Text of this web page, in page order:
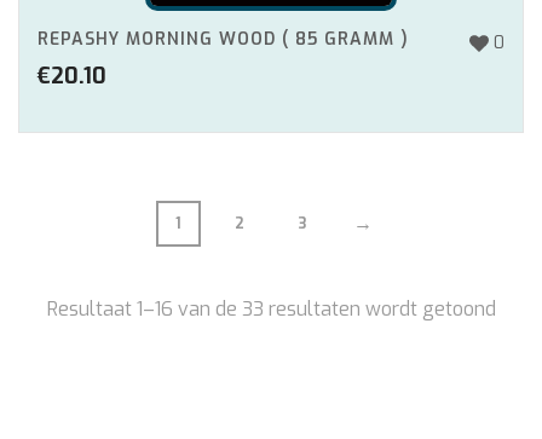
0
REPASHY MORNING WOOD ( 85 GRAMM )
€20.10
1 2 3 →
Resultaat 1–16 van de 33 resultaten wordt getoond